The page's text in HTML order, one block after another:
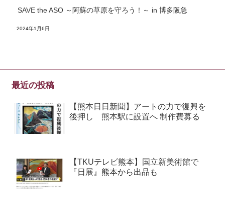
SAVE the ASO ～阿蘇の草原を守ろう！～ in 博多阪急
2024年1月6日
最近の投稿
【熊本日日新聞】アートの力で復興を
後押し 熊本駅に設置へ 制作費募る
【TKUテレビ熊本】国立新美術館で
『日展』熊本から出品も